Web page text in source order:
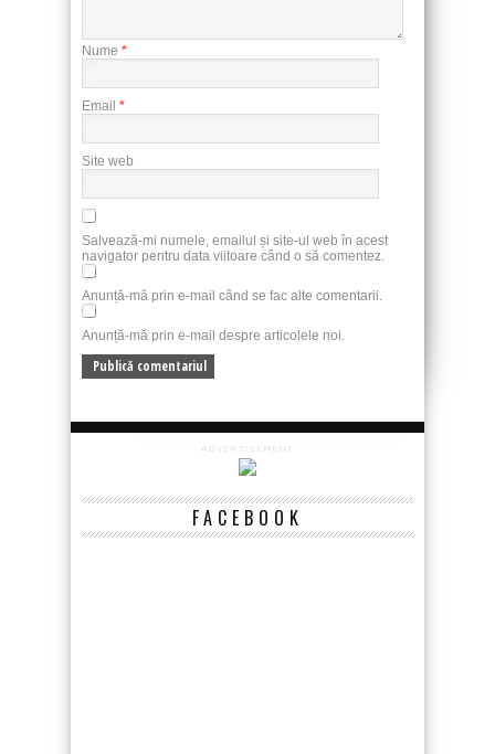
Nume *
Email *
Site web
Salvează-mi numele, emailul și site-ul web în acest
navigator pentru data viitoare când o să comentez.
Anunță-mă prin e-mail când se fac alte comentarii.
Anunță-mă prin e-mail despre articolele noi.
ADVERTISEMENT
FACEBOOK